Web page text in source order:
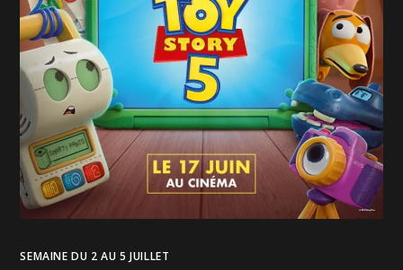
SEMAINE DU 2 AU 5 JUILLET